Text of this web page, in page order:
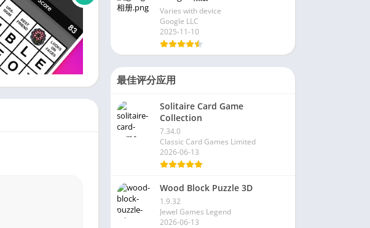
Varies with device
Google LLC
2025-11-10
最佳评分应用
Solitaire Card Game
Collection
7.34.0
Classic Card Games Limited
2026-06-13
Wood Block Puzzle 3D
1.9.32
Jewel Games Legend
2026-06-13